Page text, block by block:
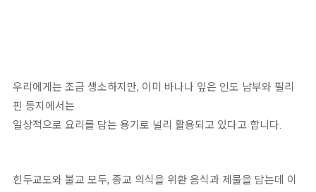
우리에게는 조금 생소하지만, 이미 바나나 잎은 인도 남부와 필리
핀 등지에서는
일상적으로 요리를 담는 용기로 널리 활용되고 있다고 합니다.
힌두교도와 불교 모두, 종교 의식을 위환 음식과 제물을 담는데 이